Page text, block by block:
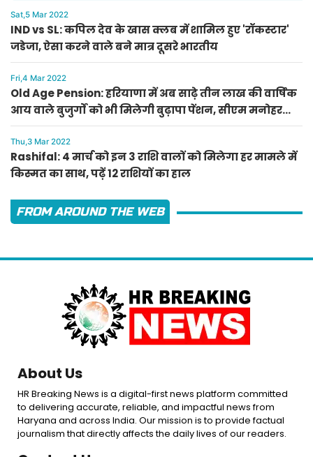
Sat,5 Mar 2022
IND vs SL: कपिल देव के खास क्लब में शामिल हुए 'रॉकस्टार'
जडेजा, ऐसा करने वाले बने मात्र दूसरे भारतीय
Fri,4 Mar 2022
Old Age Pension: हरियाणा में अब साढ़े तीन लाख की वार्षिक
आय वाले बुजुर्गों को भी मिलेगी बुढ़ापा पेंशन, सीएम मनोहर
लाल का ऐलान
Thu,3 Mar 2022
Rashifal: 4 मार्च को इन 3 राशि वालों को मिलेगा हर मामले में
किस्मत का साथ, पढ़ें 12 राशियों का हाल
FROM AROUND THE WEB
About Us
HR Breaking News is a digital-first news platform committed
to delivering accurate, reliable, and impactful news from
Haryana and across India. Our mission is to provide factual
journalism that directly affects the daily lives of our readers.